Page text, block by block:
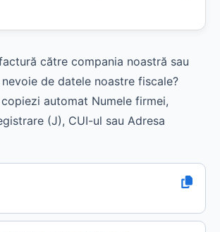
către compania noastră sau
de datele noastre fiscale?
automat Numele firmei,
(J), CUI-ul sau Adresa